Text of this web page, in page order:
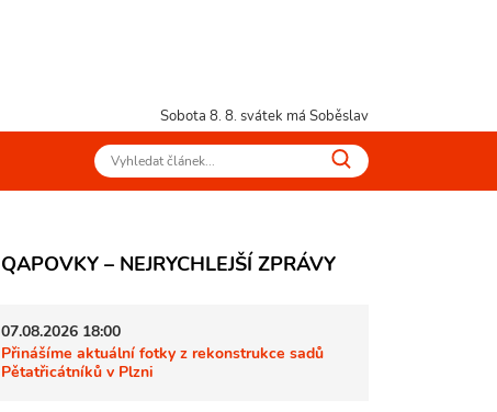
Sobota 8. 8. svátek má Soběslav
QAPOVKY – NEJRYCHLEJŠÍ ZPRÁVY
07.08.2026 18:00
Přinášíme aktuální fotky z rekonstrukce sadů
Pětatřicátníků v Plzni